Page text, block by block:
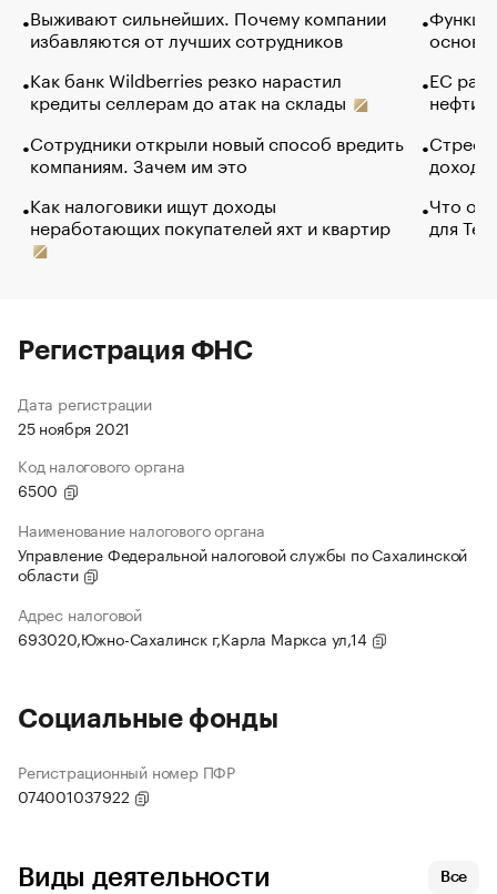
Выживают сильнейших. Почему компании
избавляются от лучших сотрудников
Как банк Wildberries резко нарастил
кредиты селлерам до атак на склады
Сотрудники открыли новый способ вредить
компаниям. Зачем им это
Как налоговики ищут доходы
неработающих покупателей яхт и квартир
основ
ЕС
нефти
Что
для
Регистрация ФНС
Дата регистрации
25 ноября 2021
Код налогового органа
6500
Наименование налогового органа
Управление Федеральной налоговой службы по Сахалинской
области
Адрес налоговой
693020,Южно-Сахалинск г,Карла Маркса ул,14
Социальные фонды
Регистрационный номер ПФР
074001037922
Виды деятельности Все